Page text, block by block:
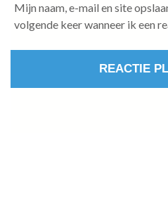
Mijn naam, e-mail en site
volgende keer wanneer ik een